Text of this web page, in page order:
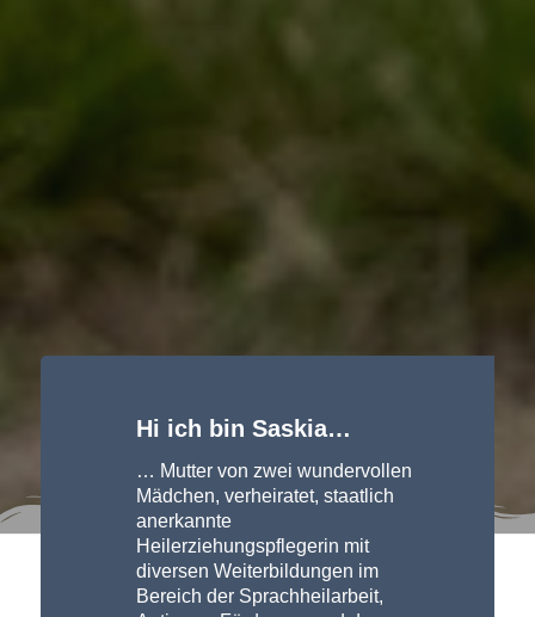
Hi ich bin Saskia…
… Mutter von zwei wundervollen
Mädchen, verheiratet, staatlich
anerkannte
Heilerziehungspflegerin mit
diversen Weiterbildungen im
Bereich der Sprachheilarbeit,